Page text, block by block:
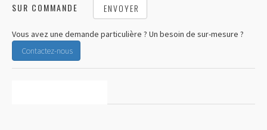
SUR COMMANDE ENVOYER
Vous avez une demande particulière ? Un besoin de sur-mesure ?
Contactez-nous